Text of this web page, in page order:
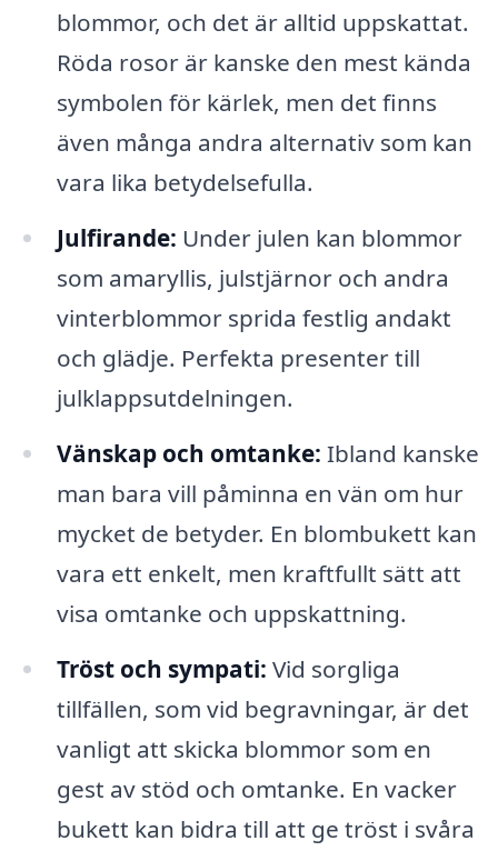
blommor, och det är alltid uppskattat.
Röda rosor är kanske den mest kända
symbolen för kärlek, men det finns
även många andra alternativ som kan
vara lika betydelsefulla.
Julfirande: Under julen kan blommor
som amaryllis, julstjärnor och andra
vinterblommor sprida festlig andakt
och glädje. Perfekta presenter till
julklappsutdelningen.
Vänskap och omtanke: Ibland kanske
man bara vill påminna en vän om hur
mycket de betyder. En blombukett kan
vara ett enkelt, men kraftfullt sätt att
visa omtanke och uppskattning.
Tröst och sympati: Vid sorgliga
tillfällen, som vid begravningar, är det
vanligt att skicka blommor som en
gest av stöd och omtanke. En vacker
bukett kan bidra till att ge tröst i svåra